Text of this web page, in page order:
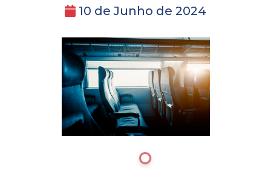
10 de Junho de 2024
1